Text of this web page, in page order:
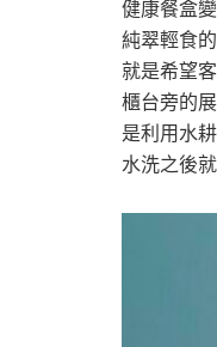
健康餐盒
純翠輕食
就是希望
櫃台旁的
是利用水
水洗之後